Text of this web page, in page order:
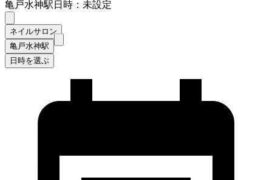
亀戸水神駅日時：未設定
ネイルサロン
亀戸水神駅
日時を選ぶ